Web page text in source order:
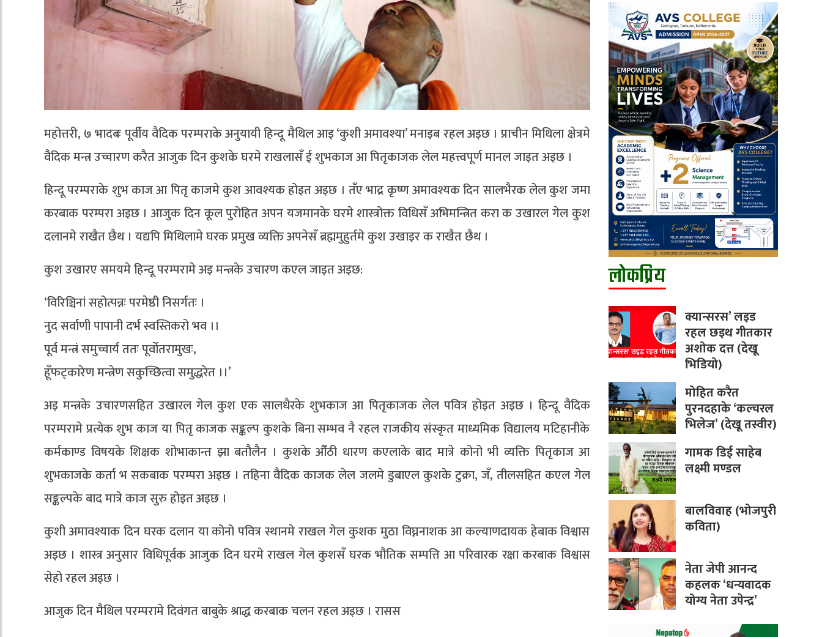
महोत्तरी, ७ भादबः पूर्वीय वैदिक परम्पराके अनुयायी हिन्दू मैथिल आइ ‘कुशी अमावश्या’ मनाइब रहल अइछ । प्राचीन मिथिला क्षेत्रमे
वैदिक मन्त्र उच्चारण करैत आजुक दिन कुशके घरमे राखलासँ ई शुभकाज आ पितृकाजक लेल महत्त्वपूर्ण मानल जाइत अइछ ।
हिन्दू परम्पराके शुभ काज आ पितृ काजमे कुश आवश्यक होइत अइछ । तँए भाद्र कृष्ण अमावश्यक दिन सालभैरक लेल कुश जमा
करबाक परम्परा अइछ । आजुक दिन कूल पुरोहित अपन यजमानके घरमे शास्त्रोक्त विधिसँ अभिमन्त्रित करा क उखारल गेल कुश
दलानमे राखैत छैथ । यद्यपि मिथिलामे घरक प्रमुख व्यक्ति अपनेसँ ब्रह्ममुहुर्तमे कुश उखाइर क राखैत छैथ ।
कुश उखारए समयमे हिन्दू परम्परामे अइ मन्त्रके उचारण कएल जाइत अइछ:
‘विरिञ्चिनां सहोत्पन्नः परमेष्ठी निसर्गतः ।
नुद सर्वाणी पापानी दर्भ स्वस्तिकरो भव ।।
पूर्व मन्त्रं समुच्चार्य ततः पूर्वोतरामुखः,
हूँफट्कारेण मन्त्रेण सकुच्छित्वा समुद्धरेत ।।’
अइ मन्त्रके उचारणसहित उखारल गेल कुश एक सालधैरके शुभकाज आ पितृकाजक लेल पवित्र होइत अइछ । हिन्दू वैदिक
परम्परामे प्रत्येक शुभ काज या पितृ काजक सङ्कल्प कुशके बिना सम्भव नै रहल राजकीय संस्कृत माध्यमिक विद्यालय मटिहानीके
कर्मकाण्ड विषयके शिक्षक शोभाकान्त झा बतौलैन । कुशके औँठी धारण कएलाके बाद मात्रे कोनो भी व्यक्ति पितृकाज आ
शुभकाजके कर्ता भ सकबाक परम्परा अइछ । तहिना वैदिक काजक लेल जलमे डुबाएल कुशके टुक्रा, जँ, तीलसहित कएल गेल
सङ्कल्पके बाद मात्रे काज सुरु होइत अइछ ।
कुशी अमावश्याक दिन घरक दलान या कोनो पवित्र स्थानमे राखल गेल कुशक मुठा विघ्ननाशक आ कल्याणदायक हेबाक विश्वास
अइछ । शास्त्र अनुसार विधिपूर्वक आजुक दिन घरमे राखल गेल कुशसँ घरक भौतिक सम्पत्ति आ परिवारक रक्षा करबाक विश्वास
सेहो रहल अइछ ।
आजुक दिन मैथिल परम्परामे दिवंगत बाबुके श्राद्ध करबाक चलन रहल अइछ । रासस
लोकप्रिय
क्यान्सरस’ लइड
रहल छइथ गीतकार
अशोक दत्त (देखू
भिडियो)
मोहित करैत
पुरनदहाके ‘कल्चरल
भिलेज’ (देखू तस्वीर)
गामक डिई साहेब
लक्ष्मी मण्डल
बालविवाह (भोजपुरी
कविता)
नेता जेपी आनन्द
कहलक ‘धन्यवादक
योग्य नेता उपेन्द्र’